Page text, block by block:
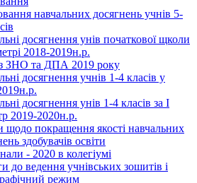
навчальних досягнень учнів 5-
досягнення унів початкової щколи
2018-2019н.р.
ЗНО та ДПА 2019 року
досягнення учнів 1-4 класів у
досягнення унів 1-4 класів за І
2019-2020н.р.
щодо покращення якості навчальних
здобувачів освіти
- 2020 в колегіумі
до ведення учнівських зошитів і
режим